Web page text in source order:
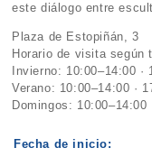
este diálogo entre
Plaza de Estopiñán, 3
Horario de visita según
Invierno: 10:00–14:00 ·
Verano: 10:00–14:00 ·
Domingos: 10:00–14:00
Fecha de inicio: